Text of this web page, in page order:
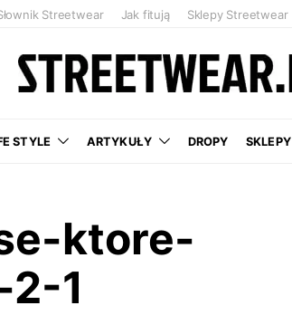
Streetwear Jak fitują Sklepy Streetwear
STYLE ARTYKUŁY DROPY SKLEPY
ktore-
1